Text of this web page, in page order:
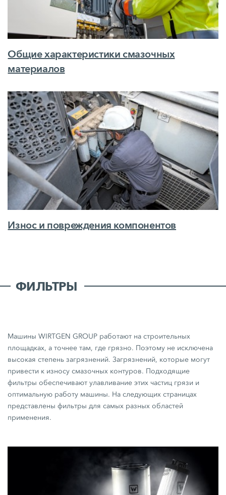
Общие характеристики смазочных
материалов
Износ и повреждения компонентов
ФИЛЬТРЫ
Машины WIRTGEN GROUP работают на строительных
площадках, а точнее там, где грязно. Поэтому не исключена
высокая степень загрязнений. Загрязнений, которые могут
привести к износу смазочных контуров. Подходящие
фильтры обеспечивают улавливание этих частиц грязи и
оптимальную работу машины. На следующих страницах
представлены фильтры для самых разных областей
применения.